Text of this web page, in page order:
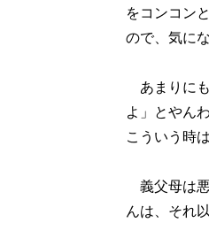
をコンコン
ので、気に
あまりにも
よ」とやん
こういう時
義父母は悪
んは、それ